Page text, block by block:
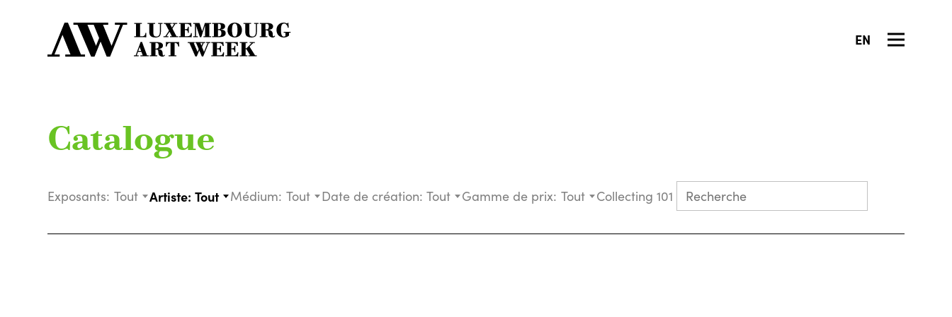
EN
Catalogue
Exposants: Tout Artiste: Tout Médium: Tout Date de création: Tout Gamme de prix: Tout Collecting 101